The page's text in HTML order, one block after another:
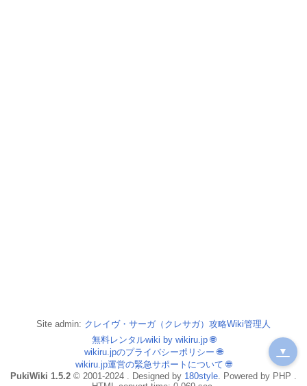
Site admin: クレイヴ・サーガ（クレサガ）攻略Wiki管理人
無料レンタルwiki by wikiru.jp🌐
wikiru.jpのプライバシーポリシー 🌐
wikiru.jp運営の緊急サポートについて 🌐
PukiWiki 1.5.2 © 2001-2024 . Designed by 180style . Powered by PHP .
▼